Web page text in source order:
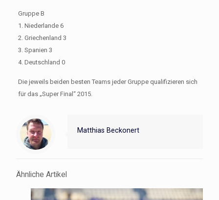
Gruppe B
1. Niederlande 6
2. Griechenland 3
3. Spanien 3
4. Deutschland 0
Die jeweils beiden besten Teams jeder Gruppe qualifizieren sich
für das „Super Final“ 2015.
Matthias Beckonert
Ähnliche Artikel